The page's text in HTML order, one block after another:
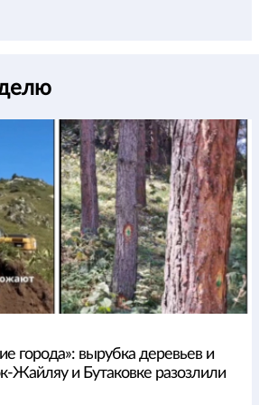
города»: вырубка деревьев и
Жайляу и Бутаковке разозлили